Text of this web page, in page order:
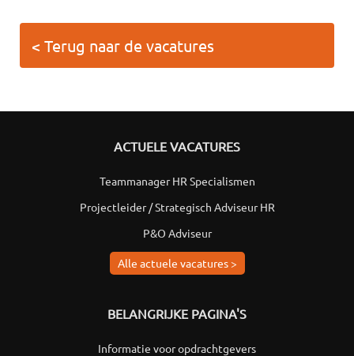
< Terug naar de vacatures
ACTUELE VACATURES
Teammanager HR Specialismen
Projectleider / Strategisch Adviseur HR
P&O Adviseur
Alle actuele vacatures >
BELANGRIJKE PAGINA'S
Informatie voor opdrachtgevers